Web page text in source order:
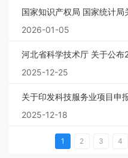
国家知识产权局 国家统计
2026-01-05
河北省科学技术厅 关于公布2025年新建省重点
2025-12-25
关于印发科技服务业项目申
2025-12-18
1 2 3 4